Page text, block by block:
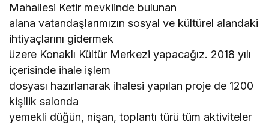
Mahallesi Ketir mevkiinde bulunan
alana vatandaşlarımızın sosyal ve kültürel alandaki
ihtiyaçlarını gidermek
üzere Konaklı Kültür Merkezi yapacağız. 2018 yılı
içerisinde ihale işlem
dosyası hazırlanarak ihalesi yapılan proje de 1200
kişilik salonda
yemekli düğün, nişan, toplantı türü tüm aktiviteler